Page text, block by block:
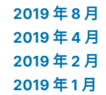
2019 年 8 月
2019 年 4 月
2019 年 2 月
2019 年 1 月